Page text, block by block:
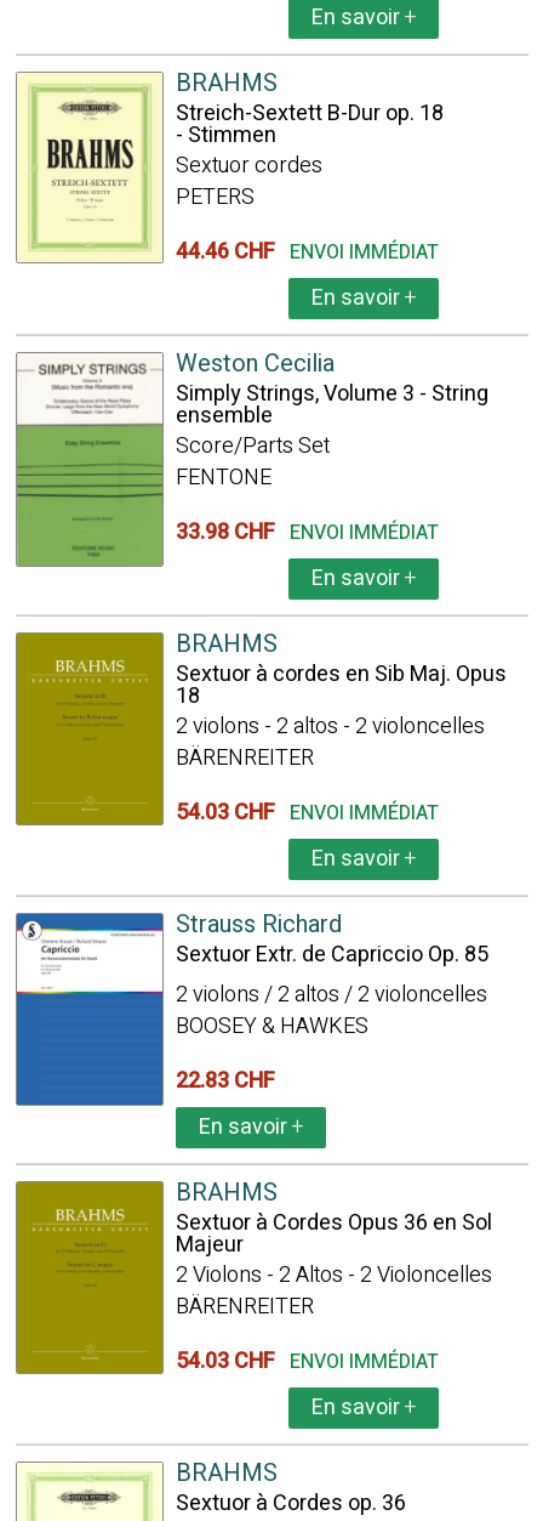
En savoir+
BRAHMS
Streich-Sextett B-Dur op. 18
- Stimmen
Sextuor cordes
PETERS
44.46 CHF ENVOI IMMÉDIAT
En savoir+
Weston Cecilia
Simply Strings, Volume 3 - String
ensemble
Score/Parts Set
FENTONE
33.98 CHF ENVOI IMMÉDIAT
En savoir+
BRAHMS
Sextuor à cordes en Sib Maj. Opus
18
2 violons - 2 altos - 2 violoncelles
BÄRENREITER
54.03 CHF ENVOI IMMÉDIAT
En savoir+
Strauss Richard
Sextuor Extr. de Capriccio Op. 85
2 violons / 2 altos / 2 violoncelles
BOOSEY & HAWKES
22.83 CHF
En savoir+
BRAHMS
Sextuor à Cordes Opus 36 en Sol
Majeur
2 Violons - 2 Altos - 2 Violoncelles
BÄRENREITER
54.03 CHF ENVOI IMMÉDIAT
En savoir+
BRAHMS
Sextuor à Cordes op. 36